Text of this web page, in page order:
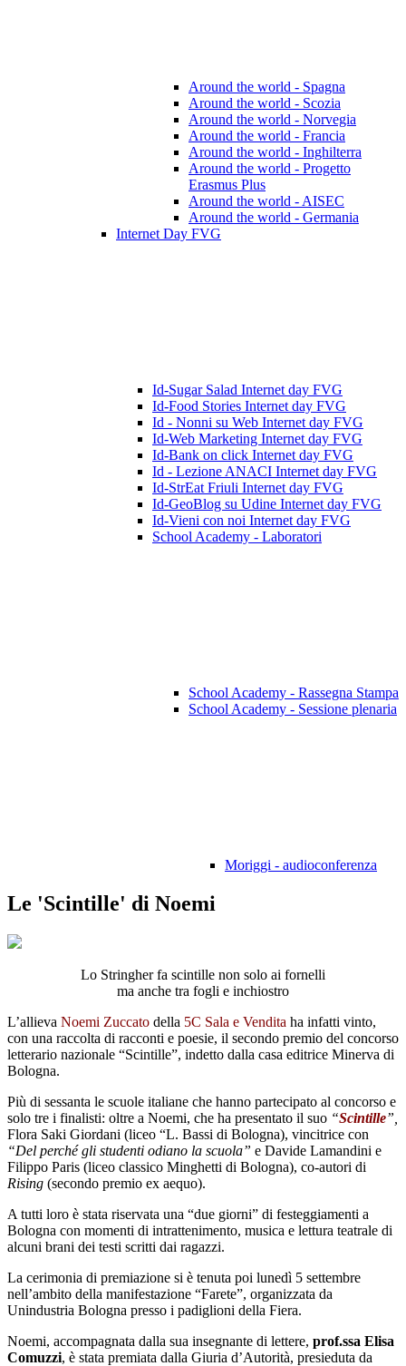
Around the world - Spagna
Around the world - Scozia
Around the world - Norvegia
Around the world - Francia
Around the world - Inghilterra
Around the world - Progetto
Erasmus Plus
Around the world - AISEC
Around the world - Germania
Internet Day FVG
Id-Sugar Salad Internet day FVG
Id-Food Stories Internet day FVG
Id - Nonni su Web Internet day FVG
Id-Web Marketing Internet day FVG
Id-Bank on click Internet day FVG
Id - Lezione ANACI Internet day FVG
Id-StrEat Friuli Internet day FVG
Id-GeoBlog su Udine Internet day FVG
Id-Vieni con noi Internet day FVG
School Academy - Laboratori
School Academy - Rassegna Stampa
School Academy - Sessione plenaria
Moriggi - audioconferenza
Le 'Scintille' di Noemi
Lo Stringher fa scintille non solo ai fornelli
ma anche tra fogli e inchiostro
L’allieva Noemi Zuccato della 5C Sala e Vendita ha infatti vinto,
con una raccolta di racconti e poesie, il secondo premio del concorso
letterario nazionale “Scintille”, indetto dalla casa editrice Minerva di
Bologna.
Più di sessanta le scuole italiane che hanno partecipato al concorso e
solo tre i finalisti: oltre a Noemi, che ha presentato il suo “Scintille”,
Flora Saki Giordani (liceo “L. Bassi di Bologna), vincitrice con
“Del perché gli studenti odiano la scuola” e Davide Lamandini e
Filippo Paris (liceo classico Minghetti di Bologna), co-autori di
Rising (secondo premio ex aequo).
A tutti loro è stata riservata una “due giorni” di festeggiamenti a
Bologna con momenti di intrattenimento, musica e lettura teatrale di
alcuni brani dei testi scritti dai ragazzi.
La cerimonia di premiazione si è tenuta poi lunedì 5 settembre
nell’ambito della manifestazione “Farete”, organizzata da
Unindustria Bologna presso i padiglioni della Fiera.
Noemi, accompagnata dalla sua insegnante di lettere, prof.ssa Elisa
Comuzzi, è stata premiata dalla Giuria d’Autorità, presieduta da